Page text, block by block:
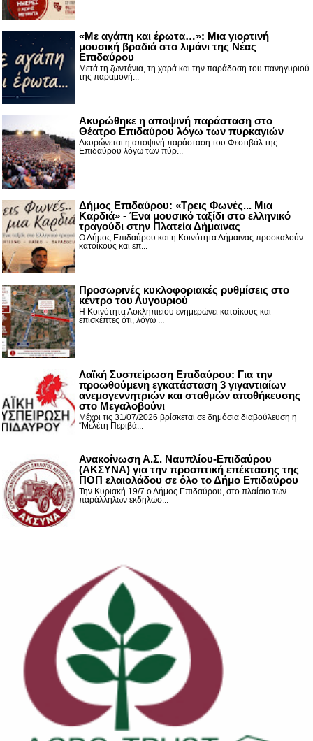
«Με αγάπη και έρωτα…»: Μια γιορτινή
μουσική βραδιά στο λιμάνι της Νέας
Επιδαύρου
Μετά τη ζωντάνια, τη χαρά και την παράδοση του πανηγυριού
της παραμονή...
Ακυρώθηκε η αποψινή παράσταση στο
Θέατρο Επιδαύρου λόγω των πυρκαγιών
Ακυρώνεται η αποψινή παράσταση του Φεστιβάλ της
Επιδαύρου λόγω των πύρ...
Δήμος Επιδαύρου: «Τρεις Φωνές... Μια
Καρδιά» - Ένα μουσικό ταξίδι στο ελληνικό
τραγούδι στην Πλατεία Δήμαινας
Ο Δήμος Επιδαύρου και η Κοινότητα Δήμαινας προσκαλούν
κατοίκους και επ...
Προσωρινές κυκλοφοριακές ρυθμίσεις στο
κέντρο του Λυγουριού
Η Κοινότητα Ασκληπιείου ενημερώνει κατοίκους και
επισκέπτες ότι, λόγω ...
Λαϊκή Συσπείρωση Επιδαύρου: Για την
προωθούμενη εγκατάσταση 3 γιγαντιαίων
ανεμογεννητριών και σταθμών αποθήκευσης
στο Μεγαλοβούνι
Μέχρι τις 31/07/2026 βρίσκεται σε δημόσια διαβούλευση η
“Μελέτη Περιβά...
Ανακοίνωση Α.Σ. Ναυπλίου-Επιδαύρου
(ΑΚΣΥΝΑ) για την προοπτική επέκτασης της
ΠΟΠ ελαιολάδου σε όλο το Δήμο Επιδαύρου
Την Κυριακή 19/7 ο Δήμος Επιδαύρου, στο πλαίσιο των
παράλληλων εκδηλώσ...